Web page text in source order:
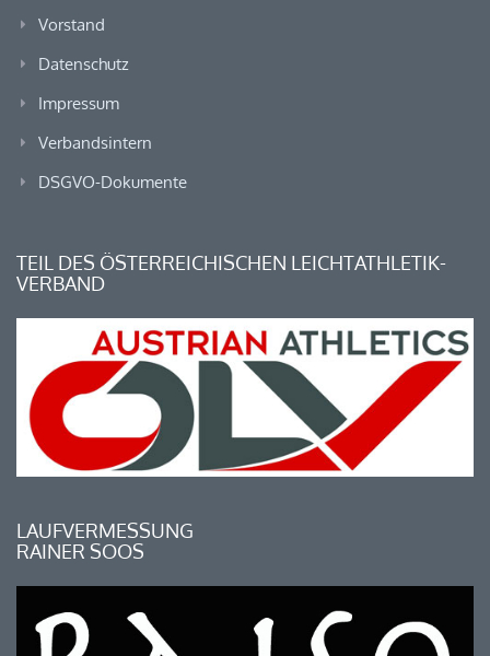
Vorstand
Datenschutz
Impressum
Verbandsintern
DSGVO-Dokumente
TEIL DES ÖSTERREICHISCHEN LEICHTATHLETIK-
VERBAND
LAUFVERMESSUNG
RAINER SOOS